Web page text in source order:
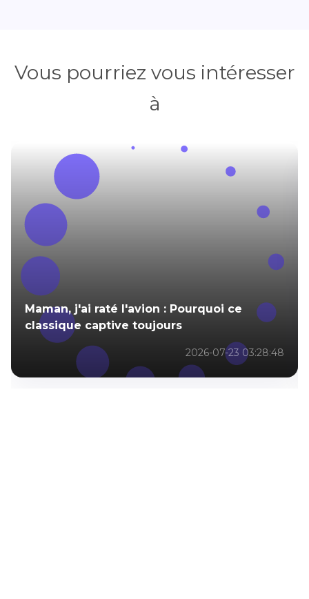
Vous pourriez vous intéresser
à
Maman, j'ai raté l'avion : Pourquoi ce
classique captive toujours
2026-07-23 03:28:48